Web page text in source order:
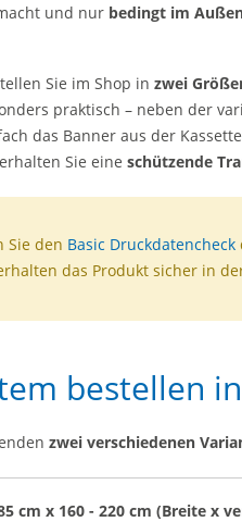
und nur bedingt im
Sie im Shop in zwei
praktisch – neben der
das Banner aus der
Sie eine schützende
Sie den Basic Druckdatencheck
das Produkt sicher in
bestellen
zwei verschiedenen
cm x 160 - 220 cm (Breite x